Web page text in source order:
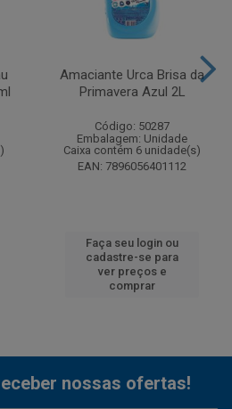
Amaciante Urca Brisa da
Primavera Azul 2L
Código: 50287
Embalagem: Unidade
Caixa contém 6 unidade(s)
EAN: 7896056401112
Faça seu login ou
cadastre-se para
ver preços e
comprar
nossas ofertas!